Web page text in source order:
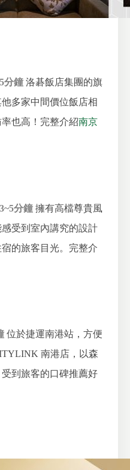
分鐘 洛碁飯店集團的旗
多家中間價位飯店相
也高！ 完整介紹南京
分鐘 擁有高檔尊貴風
受到室內講究的設計
的旅客目光。 完整介
位於捷運南港站，方便
南港店，以森
到旅客的口碑推薦好